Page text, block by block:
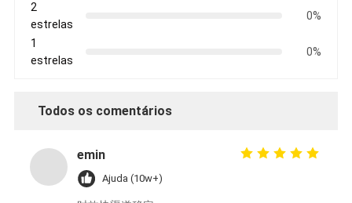
2
estrelas
0%
1
estrelas
0%
Todos os comentários
emin
Ajuda (10w+)